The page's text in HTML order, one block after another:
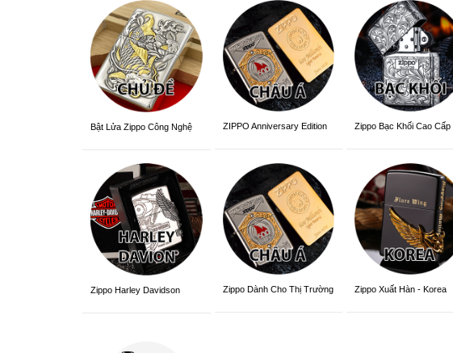
Bật Lửa Zippo Công Nghệ
ZIPPO Anniversary Edition Zippo Bạc Khối Cao Cấp
Zippo Harley Davidson
Zippo Dành Cho Thị Trường
Zippo Xuất Hàn - Korea